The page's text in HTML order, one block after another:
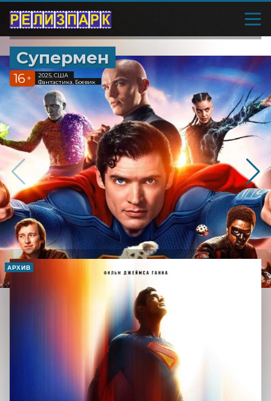
Супермен
16 +
2025, США
Фантастика, Боевик
АРХИВ